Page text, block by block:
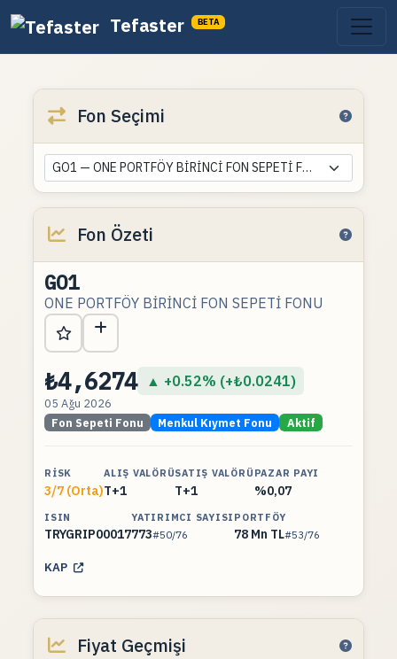
Tefaster BETA
Fon Seçimi
GO1 — ONE PORTFÖY BİRİNCİ FON SEPETİ FONU
Fon Özeti
GO1
ONE PORTFÖY BİRİNCİ FON SEPETİ FONU
₺4,6274 ▲ +0.52% (+₺0.0241)
05 Ağu 2026
Fon Sepeti Fonu Menkul Kıymet Fonu Aktif
RISK
3/7 (Orta)
ALIŞ VALÖRÜ
T+1
SATIŞ VALÖRÜ
T+1
PAZAR PAYI
%0,07
ISIN
TRYGRIP00017
YATIRIMCI SAYISI
773#50/76
PORTFÖY
78 Mn TL#53/76
KAP
Fiyat Geçmişi